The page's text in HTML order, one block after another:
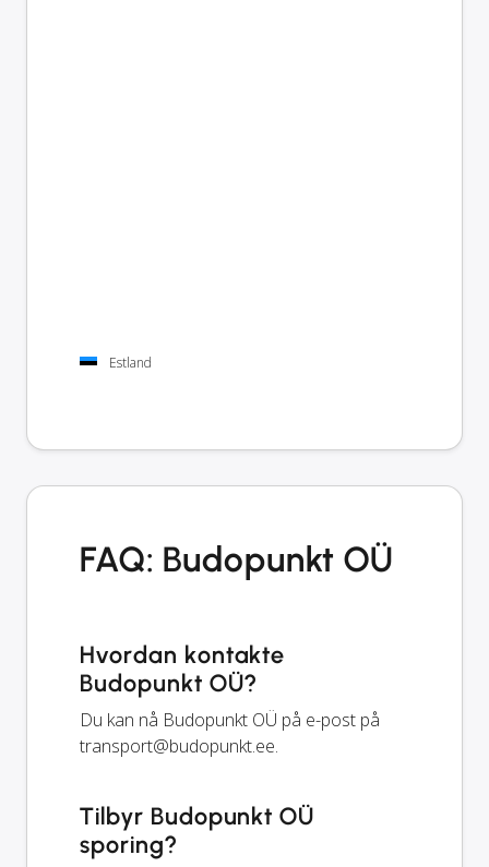
Estland
FAQ: Budopunkt OÜ
Hvordan kontakte
Budopunkt OÜ?
Du kan nå Budopunkt OÜ på e-post på
transport@budopunkt.ee.
Tilbyr Budopunkt OÜ
sporing?